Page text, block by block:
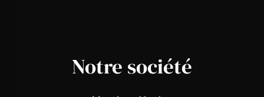
Notre société